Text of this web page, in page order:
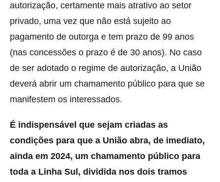
autorização, certamente mais atrativo ao setor
privado, uma vez que não está sujeito ao
pagamento de outorga e tem prazo de 99 anos
(nas concessões o prazo é de 30 anos). No caso
de ser adotado o regime de autorização, a União
deverá abrir um chamamento público para que se
manifestem os interessados.
É indispensável que sejam criadas as
condições para que a União abra, de imediato,
ainda em 2024, um chamamento público para
toda a Linha Sul, dividida nos dois tramos